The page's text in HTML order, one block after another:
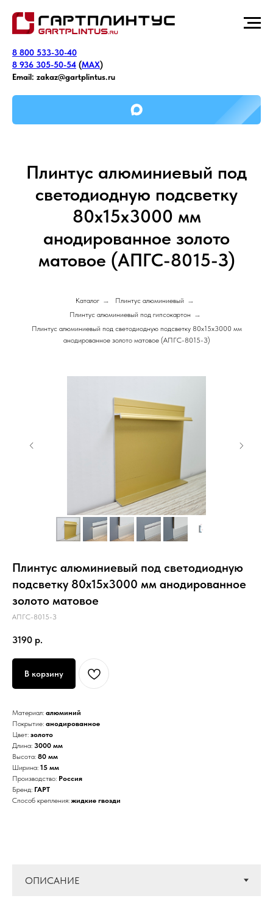
8 800 533-30-40
8 936 305-50-54 (MAX)
Email: zakaz@gartplintus.ru
Плинтус алюминиевый под
светодиодную подсветку
80х15х3000 мм
анодированное золото
матовое (АПГС-8015-З)
Каталог → Плинтус алюминиевый →
Плинтус алюминиевый под гипсокартон →
Плинтус алюминиевый под светодиодную подсветку 80х15х3000 мм
анодированное золото матовое (АПГС-8015-З)
Плинтус алюминиевый под светодиодную
подсветку 80х15х3000 мм анодированное
золото матовое
АПГС-8015-З
3190 р.
В корзину
Материал: алюминий
Покрытие: анодированное
Цвет: золото
Длина: 3000 мм
Высота: 80 мм
Ширина: 15 мм
Производство: Россия
Бренд: ГАРТ
Способ крепления: жидкие гвозди